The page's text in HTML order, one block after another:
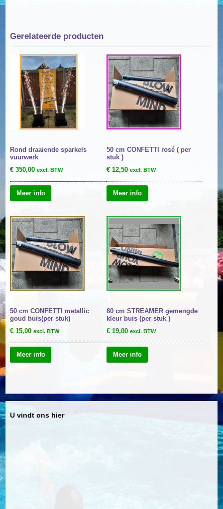
Gerelateerde producten
Rond draaiende sparkels
vuurwerk
€350,00 excl. BTW
Meer info
50 cm CONFETTI rosé ( per
stuk )
€12,50 excl. BTW
Meer info
50 cm CONFETTI metallic
goud buis(per stuk)
€15,00 excl. BTW
Meer info
80 cm STREAMER gemengde
kleur buis (per stuk )
€19,00 excl. BTW
Meer info
U vindt ons hier